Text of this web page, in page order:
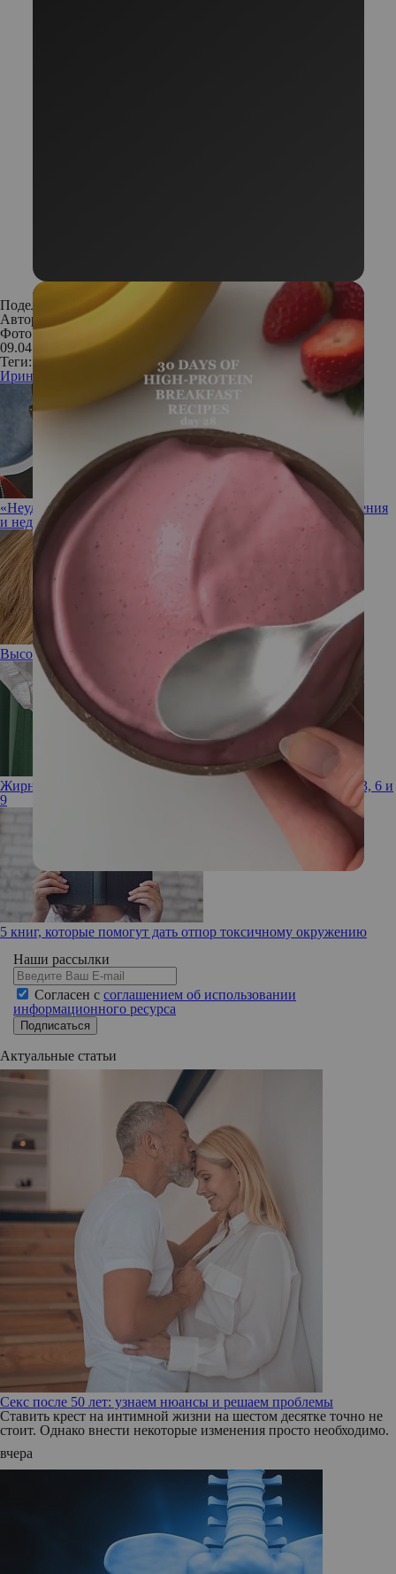
Поделиться:
Автор:
Катерина Фадеева
Фото: из личного архива Ирины Хакамады
09.04.2018
Теги:
Ирина Хакамада
знаменитости политик интервью
«Неудачник в любви»: почему распались очередные отношения
и недолгий брак Джошуа Джексона
Высокая проба: 3 весенних образа от Елены Кулецкой
Жирные кислоты: как получить необходимый запас Омега-3, 6 и
9
5 книг, которые помогут дать отпор токсичному окружению
Наши рассылки
Согласен с соглашением об использовании
информационного ресурса
Подписаться
Актуальные статьи
Секс после 50 лет: узнаем нюансы и решаем проблемы
Ставить крест на интимной жизни на шестом десятке точно не
стоит. Однако внести некоторые изменения просто необходимо.
вчера